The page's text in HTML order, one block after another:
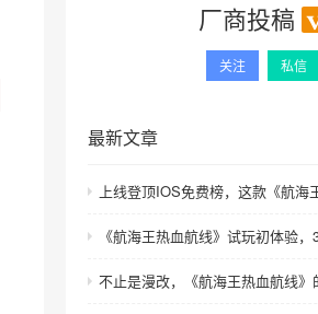
厂商投稿
关注 私信
最新文章